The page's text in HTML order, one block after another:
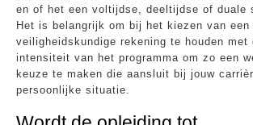
en of het een voltijdse, deeltijdse of duale
Het is belangrijk om bij het kiezen van
veiligheidskundige rekening te houden met
intensiteit van het programma om zo een
keuze te maken die aansluit bij jouw
persoonlijke situatie.